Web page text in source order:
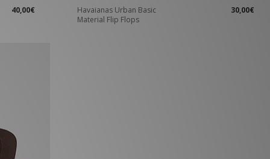
40,00€
Havaianas Urban Basic
Material Flip Flops
30,00€